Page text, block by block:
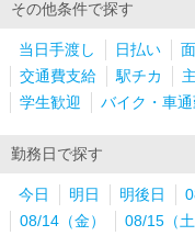
その他条件で探す
当日手渡し 日払い
交通費支給
駅チカ
学生歓迎
バイク・車
勤務日で探す
今日 明日 明後日
08/14（金）
08/15（土